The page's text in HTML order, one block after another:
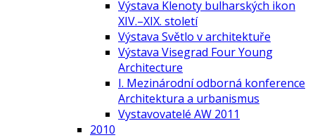
Výstava Klenoty bulharských ikon
XIV.–XIX. století
Výstava Světlo v architektuře
Výstava Visegrad Four Young
Architecture
I. Mezinárodní odborná konference
Architektura a urbanismus
Vystavovatelé AW 2011
2010